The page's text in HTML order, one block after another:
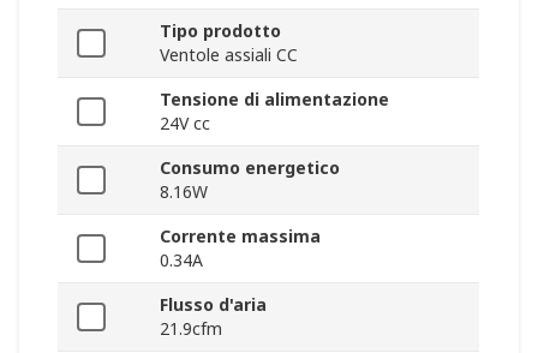
Tipo prodotto
Ventole assiali CC
Tensione di alimentazione
24V cc
Consumo energetico
8.16W
Corrente massima
0.34A
Flusso d'aria
21.9cfm